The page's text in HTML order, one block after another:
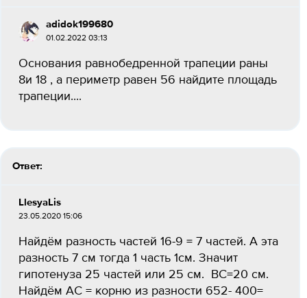
adidok199680
01.02.2022 03:13
Основания равнобедренной трапеции раны
8и 18 , а периметр равен 56 найдите площадь
трапеции....
Ответ:
LlesyaLis
23.05.2020 15:06
Найдём разность частей 16-9 = 7 частей. А эта
разность 7 см тогда 1 часть 1см. Значит
гипотенуза 25 частей или 25 см. ВС=20 см.
Найдём АС = корню из разности 652- 400=